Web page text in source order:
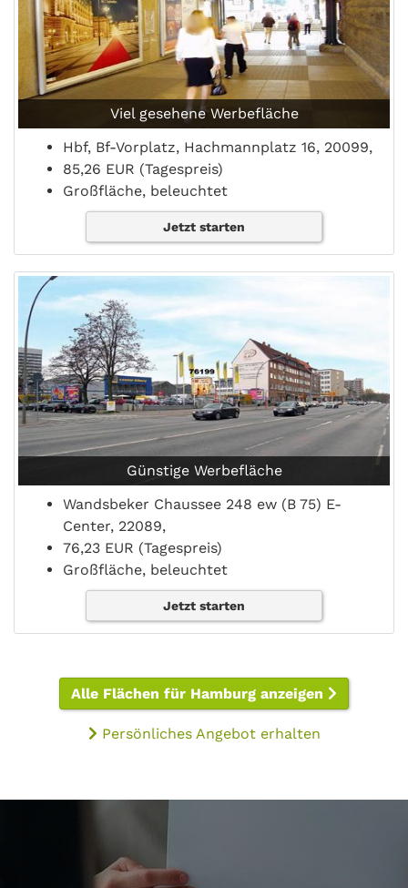
Viel gesehene Werbefläche
Hbf, Bf-Vorplatz, Hachmannplatz 16, 20099,
85,26 EUR (Tagespreis)
Großfläche, beleuchtet
Jetzt starten
Günstige Werbefläche
Wandsbeker Chaussee 248 ew (B 75) E-
Center, 22089,
76,23 EUR (Tagespreis)
Großfläche, beleuchtet
Jetzt starten
Alle Flächen für Hamburg anzeigen
Persönliches Angebot erhalten